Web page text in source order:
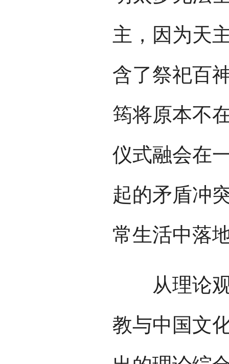
主，因为天
含了祭祀百
筠将原本不
仪式融会在
起的矛盾冲
常生活中落
从理论观
教与中国文